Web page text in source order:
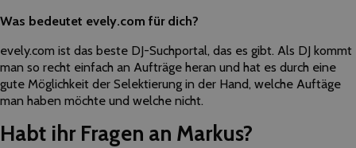
Was bedeutet evely.com für dich?
evely.com ist das beste DJ-Suchportal, das es gibt. Als DJ kommt
man so recht einfach an Aufträge heran und hat es durch eine
gute Möglichkeit der Selektierung in der Hand, welche Auftäge
man haben möchte und welche nicht.
Habt ihr Fragen an Markus?